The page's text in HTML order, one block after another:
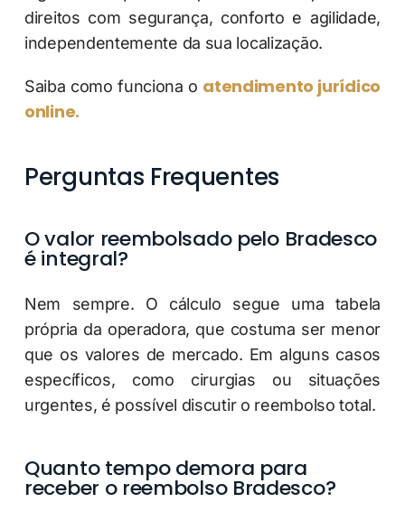
direitos com segurança, conforto e agilidade,
independentemente da sua localização.
Saiba como funciona o atendimento jurídico
online.
Perguntas Frequentes
O valor reembolsado pelo Bradesco
é integral?
Nem sempre. O cálculo segue uma tabela
própria da operadora, que costuma ser menor
que os valores de mercado. Em alguns casos
específicos, como cirurgias ou situações
urgentes, é possível discutir o reembolso total.
Quanto tempo demora para
receber o reembolso Bradesco?